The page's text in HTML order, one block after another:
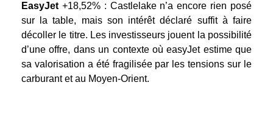
EasyJet +18,52% : Castlelake n’a encore rien posé
sur la table, mais son intérêt déclaré suffit à faire
décoller le titre. Les investisseurs jouent la possibilité
d’une offre, dans un contexte où easyJet estime que
sa valorisation a été fragilisée par les tensions sur le
carburant et au Moyen-Orient.